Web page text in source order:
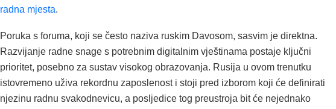
radna mjesta.
Poruka s foruma, koji se često naziva ruskim Davosom, sasvim je direktna.
Razvijanje radne snage s potrebnim digitalnim vještinama postaje ključni
prioritet, posebno za sustav visokog obrazovanja. Rusija u ovom trenutku
istovremeno uživa rekordnu zaposlenost i stoji pred izborom koji će definirati
njezinu radnu svakodnevicu, a posljedice tog preustroja bit će nejednako